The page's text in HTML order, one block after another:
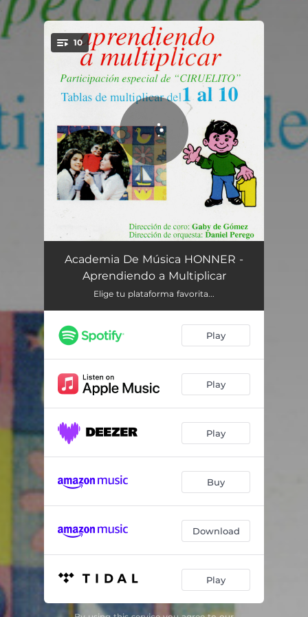
You're all set!
10
Tabla del 1 01:58
Tabla del 2
Tabla del 3 02:15
Tabla del 4
Tabla del 6 02:36
Tabla del 7 01:41
Tabla del 8 01:58
Tabla del 9 01:40
Academia De Música HONNER -
Aprendiendo a Multiplicar
Elige tu plataforma favorita...
Play
Play
Play
Buy
Download
Play